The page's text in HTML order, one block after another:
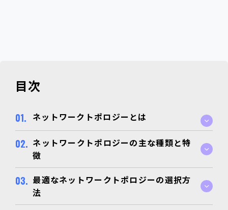
目次
ネットワークトポロジーとは
ネットワークトポロジーの主な種類と特
徴
最適なネットワークトポロジーの選択方
法